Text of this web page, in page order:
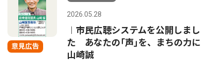
意見広告
2026.05.28
︱市民広聴システムを公開しまし
た あなたの｢声｣を、まちの力に
山崎誠